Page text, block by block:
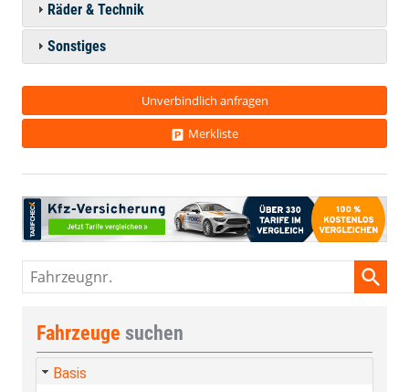
Räder & Technik
Sonstiges
Unverbindlich anfragen
Merkliste
Fahrzeugnr.
Fahrzeuge suchen
Basis